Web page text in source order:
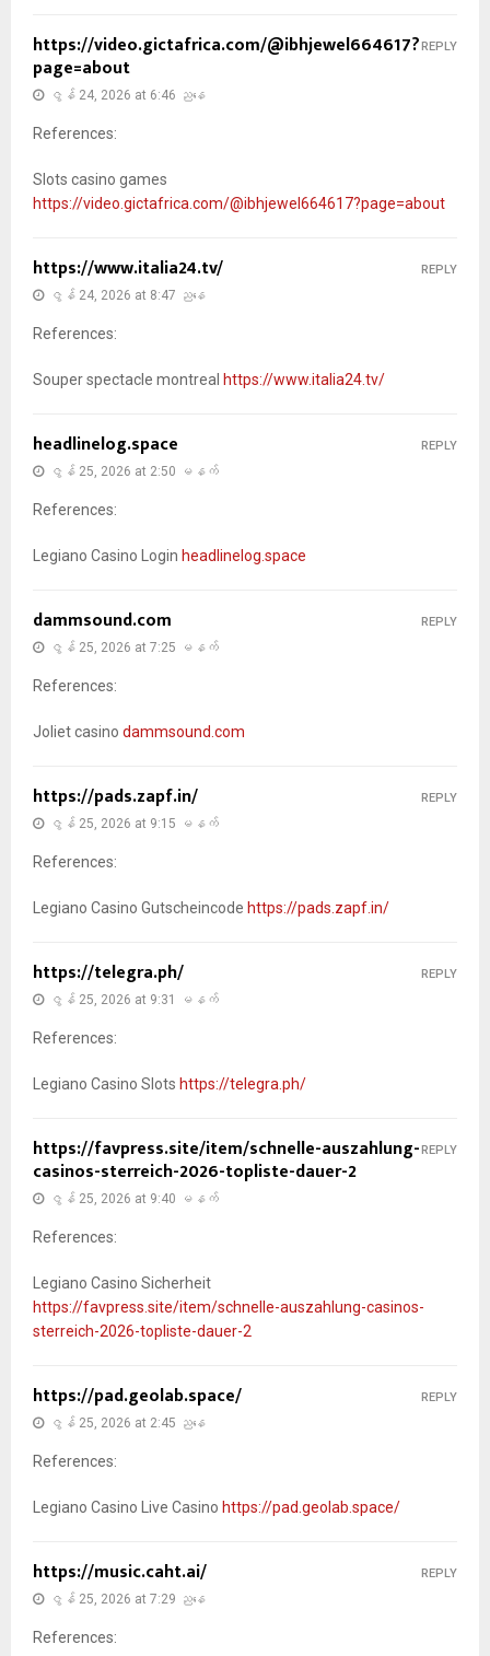
https://video.gictafrica.com/@ibhjewel664617?
page=about
ဇွန် 24, 2026 at 6:46 ညနေ
References:
Slots casino games
https://video.gictafrica.com/@ibhjewel664617?page=about
REPLY
https://www.italia24.tv/
ဇွန် 24, 2026 at 8:47 ညနေ
References:
Souper spectacle montreal https://www.italia24.tv/
REPLY
headlinelog.space
ဇွန် 25, 2026 at 2:50 မနက်
References:
Legiano Casino Login headlinelog.space
REPLY
dammsound.com
ဇွန် 25, 2026 at 7:25 မနက်
References:
Joliet casino dammsound.com
REPLY
https://pads.zapf.in/
ဇွန် 25, 2026 at 9:15 မနက်
References:
Legiano Casino Gutscheincode https://pads.zapf.in/
REPLY
https://telegra.ph/
ဇွန် 25, 2026 at 9:31 မနက်
References:
Legiano Casino Slots https://telegra.ph/
REPLY
https://favpress.site/item/schnelle-auszahlung-
casinos-sterreich-2026-topliste-dauer-2
ဇွန် 25, 2026 at 9:40 မနက်
References:
Legiano Casino Sicherheit
https://favpress.site/item/schnelle-auszahlung-casinos-
sterreich-2026-topliste-dauer-2
REPLY
https://pad.geolab.space/
ဇွန် 25, 2026 at 2:45 ညနေ
References:
Legiano Casino Live Casino https://pad.geolab.space/
REPLY
https://music.caht.ai/
ဇွန် 25, 2026 at 7:29 ညနေ
References:
REPLY